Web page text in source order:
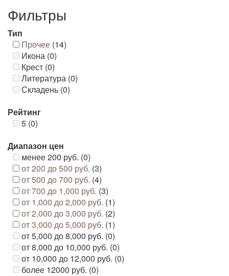
Фильтры
Тип
Прочее (14)
Икона (0)
Крест (0)
Литература (0)
Складень (0)
Рейтинг
5 (0)
Диапазон цен
менее 200 руб. (0)
от 200 до 500 руб. (3)
от 500 до 700 руб. (4)
от 700 до 1,000 руб. (3)
от 1,000 до 2,000 руб. (1)
от 2,000 до 3,000 руб. (2)
от 3,000 до 5,000 руб. (1)
от 5,000 до 8,000 руб. (0)
от 8,000 до 10,000 руб. (0)
от 10,000 до 12,000 руб. (0)
более 12000 руб. (0)